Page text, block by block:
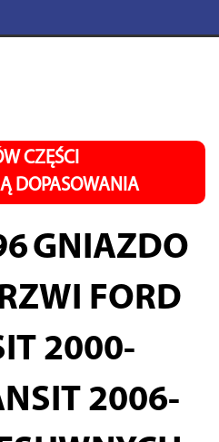
CZĘŚCI
DOPASOWANIA
GNIAZDO
FORD
2000-
2006-